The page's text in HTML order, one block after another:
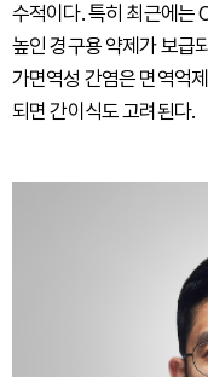
수적이다. 특히 최근에는
높인 경구용 약제가 보급
가면역성 간염은 면역억
되면 간이식도 고려된다.